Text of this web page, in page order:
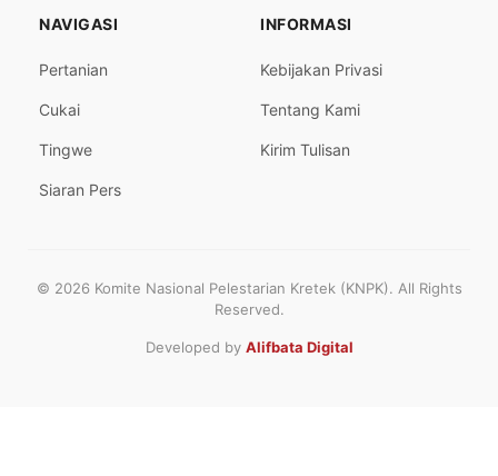
NAVIGASI
Pertanian
Cukai
Tingwe
Siaran Pers
INFORMASI
Kebijakan Privasi
Tentang Kami
Kirim Tulisan
© 2026 Komite Nasional Pelestarian Kretek (KNPK). All Rights
Reserved.
Developed by Alifbata Digital